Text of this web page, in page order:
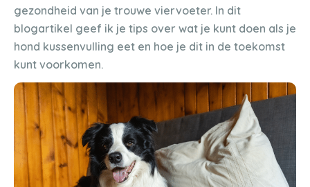
gezondheid van je trouwe viervoeter. In dit
blogartikel geef ik je tips over wat je kunt doen als je
hond kussenvulling eet en hoe je dit in de toekomst
kunt voorkomen.